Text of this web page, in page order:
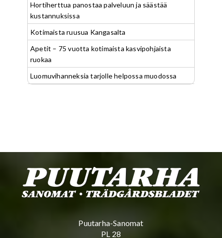
Hortiherttua panostaa palveluun ja säästää
kustannuksissa
Kotimaista ruusua Kangasalta
Apetit – 75 vuotta kotimaista kasvipohjaista
ruokaa
Luomuvihanneksia tarjolle helpossa muodossa
Puutarha-Sanomat
PL 28